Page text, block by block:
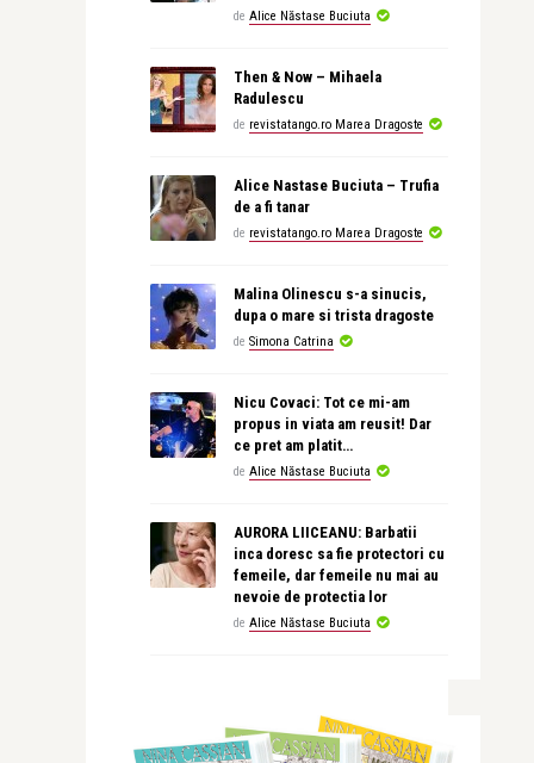
de Alice Năstase Buciuta
Then & Now – Mihaela
Radulescu
de revistatango.ro Marea Dragoste
Alice Nastase Buciuta – Trufia
de a fi tanar
de revistatango.ro Marea Dragoste
Malina Olinescu s-a sinucis,
dupa o mare si trista dragoste
de Simona Catrina
Nicu Covaci: Tot ce mi-am
propus in viata am reusit! Dar
ce pret am platit…
de Alice Năstase Buciuta
AURORA LIICEANU: Barbatii
inca doresc sa fie protectori cu
femeile, dar femeile nu mai au
nevoie de protectia lor
de Alice Năstase Buciuta